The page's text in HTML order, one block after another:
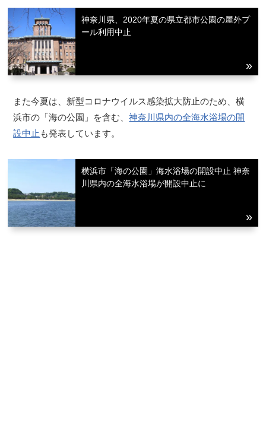
神奈川県、2020年夏の県立都市公園の屋外プ
ール利用中止
また今夏は、新型コロナウイルス感染拡大防止のため、横
浜市の「海の公園」を含む、神奈川県内の全海水浴場の開
設中止 も発表しています。
横浜市「海の公園」海水浴場の開設中止 神奈
川県内の全海水浴場が開設中止に